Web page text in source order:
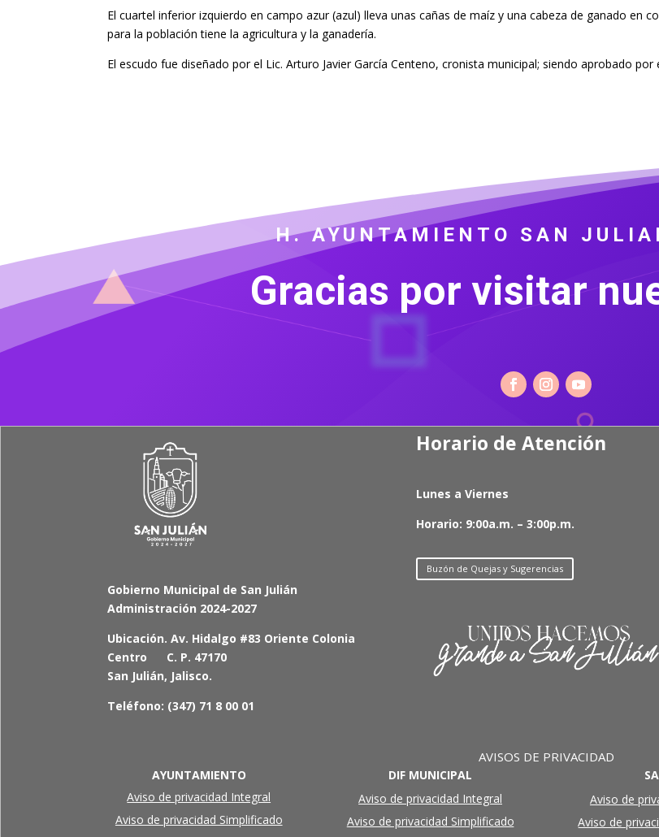
El cuartel inferior izquierdo en campo azur (azul) lleva unas cañas de maíz y una cabeza de ganado en
para la población tiene la agricultura y la ganadería.
El escudo fue diseñado por el Lic. Arturo Javier García Centeno, cronista municipal; siendo aprobado por
H. AYUNTAMIENTO SAN
Gracias por visitar
Gobierno Municipal de San Julián
Administración 2024-2027
Ubicación. Av. Hidalgo #83 Oriente Colonia
Centro C. P. 47170
San Julián, Jalisco.
Teléfono: (347) 71 8 00 01
Horario de Atención
Lunes a Viernes
Horario: 9:00a.m. – 3:00p.m.
Buzón de Quejas y Sugerencias
AVISOS DE PRIVACIDAD
AYUNTAMIENTO
Aviso de privacidad Integral
Aviso de privacidad Simplificado
DIF MUNICIPAL
Aviso de privacidad Integral
Aviso de privacidad Simplificado
Aviso de
Aviso de